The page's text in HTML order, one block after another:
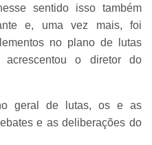
sentido isso também
e, uma vez mais, foi
no plano de lutas
acrescentou o diretor do
geral de lutas, os e as
e as deliberações do